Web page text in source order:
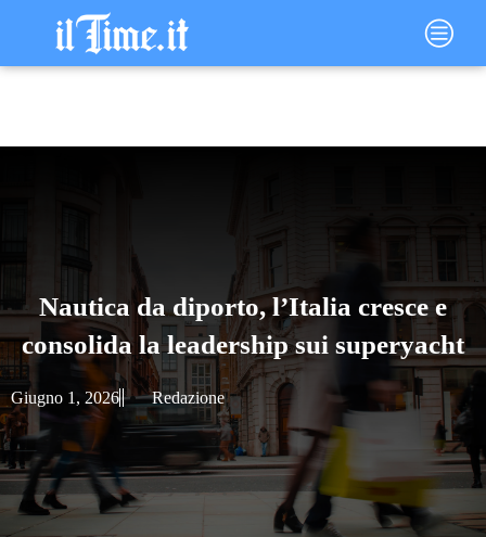
contenuto
Main
Menu
Nautica da diporto, l’Italia cresce e
consolida la leadership sui superyacht
Giugno 1, 2026 Redazione